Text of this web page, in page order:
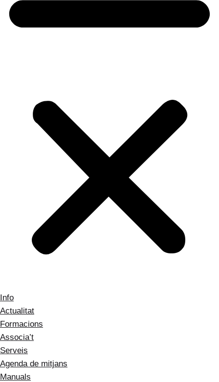
Info
Actualitat
Formacions
Associa’t
Serveis
Agenda de mitjans
Manuals